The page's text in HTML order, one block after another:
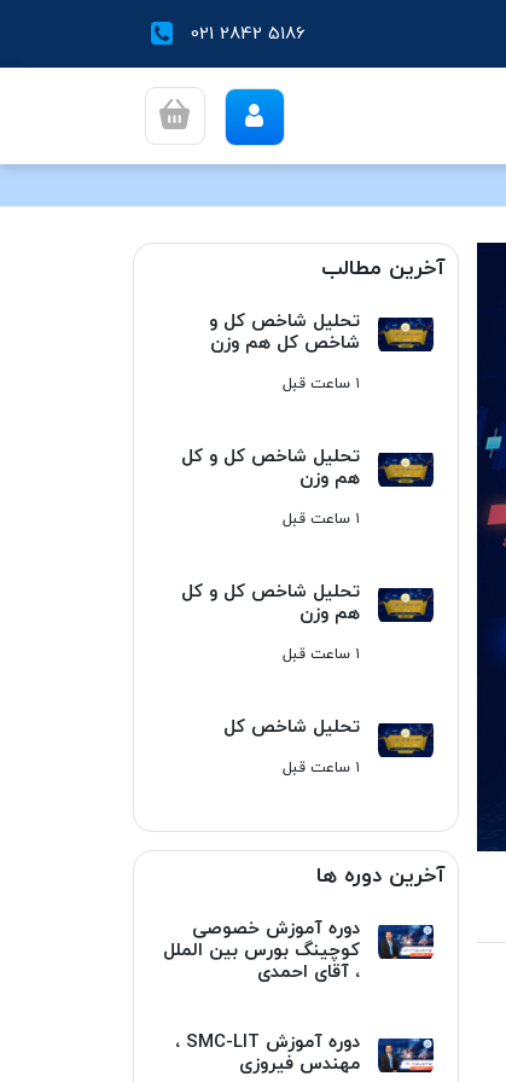
021 2842 5186
آخرین مطالب
تحلیل شاخص کل و
شاخص کل هم وزن
۱ ساعت قبل
تحلیل شاخص کل و کل
هم وزن
۱ ساعت قبل
تحلیل شاخص کل و کل
هم وزن
۱ ساعت قبل
تحلیل شاخص کل
۱ ساعت قبل
آخرین دوره ها
دوره آموزش خصوصی
کوچینگ بورس بین الملل
، آقای احمدی
دوره آموزش SMC-LIT ،
مهندس فیروزی